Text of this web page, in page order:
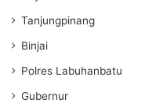
Tanjungpinang
Binjai
Polres Labuhanbatu
Gubernur